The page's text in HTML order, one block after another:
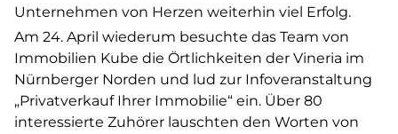
Unternehmen von Herzen weiterhin viel Erfolg.
Am 24. April wiederum besuchte das Team von
Immobilien Kube die Örtlichkeiten der Vineria im
Nürnberger Norden und lud zur Infoveranstaltung
„Privatverkauf Ihrer Immobilie“ ein. Über 80
interessierte Zuhörer lauschten den Worten von